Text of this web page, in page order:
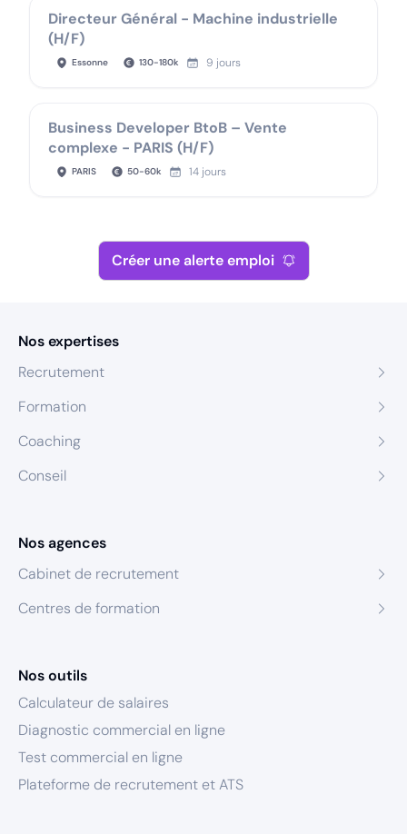
Directeur Général - Machine industrielle
(H/F)
Essonne 130-180k 9 jours
Business Developer BtoB – Vente
complexe - PARIS (H/F)
PARIS 50-60k 14 jours
Créer une alerte emploi
Nos expertises
Recrutement
Formation
Coaching
Conseil
Nos agences
Cabinet de recrutement
Centres de formation
Nos outils
Calculateur de salaires
Diagnostic commercial en ligne
Test commercial en ligne
Plateforme de recrutement et ATS